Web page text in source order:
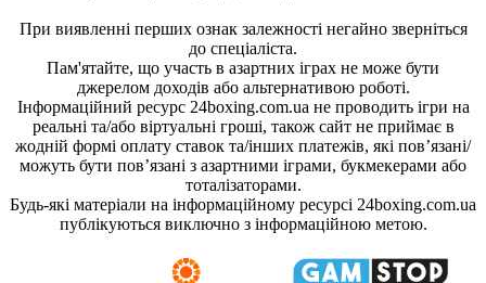
При виявленні перших ознак залежності негайно зверніться
до спеціаліста.
Пам'ятайте, що участь в азартних іграх не може бути
джерелом доходів або альтернативою роботі.
Інформаційний ресурс 24boxing.com.ua не проводить ігри на
реальні та/або віртуальні гроші, також сайт не приймає в
жодній формі оплату ставок та/інших платежів, які пов’язані/
можуть бути пов’язані з азартними іграми, букмекерами або
тоталізаторами.
Будь-які матеріали на інформаційному ресурсі 24boxing.com.ua
публікуються виключно з інформаційною метою.